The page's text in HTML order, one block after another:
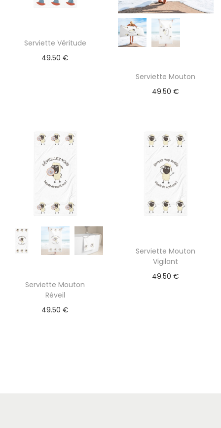
Serviette Véritude
49.50€
Serviette Mouton
49.50€
Serviette Mouton
Réveil
49.50€
Serviette Mouton
Vigilant
49.50€